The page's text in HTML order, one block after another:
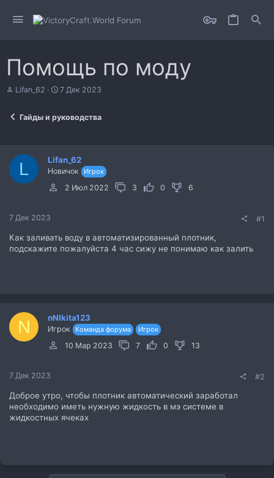
Помощь по моду
АLifan_62
Д
а
а
л
7 Дек 2023
Гайды и руководства
L Lifan_62
Новичок Игрок
2 Июл 2022 3 0 6
7 Дек 2023 #1
Как заливать воду в автоматизированный плотник,
подскажите пожалуйста 4 час сижу не понимаю как залить
N nNIkita123
Игрок Команда форума Игрок
10 Мар 2023 7 0 13
7 Дек 2023 #2
Доброе утро, чтобы плотник автоматический заработал
необходимо иметь нужную жидкость в мэ системе в
жидкостных ячеках